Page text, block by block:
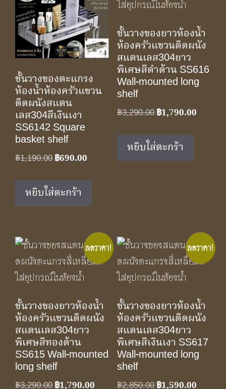
ชั้นวางของตะแกรง
ห้องน้ำห้องครัวแขวน
ติดผนังสแตน
เลส304สีเงินเงา
SS6142 Square
basket shelf
฿1,190.00Original
฿1,190.00.
฿690.00
หยิบใส่ตะกร้า
ชั้นวางของยาวห้องน้ำ
ห้องครัวแขวนติดผนัง
สแตนเลส304ยาว
พิเศษสีดำด้าน SS616
Wall-mounted long
shelf
฿3,290.00 Original
฿3,290.00.
฿1,790.00Current
หยิบใส่ตะกร้า
ลดราคา!
ชั้นวางของยาวห้องน้ำ
ห้องครัวแขวนติดผนัง
สแตนเลส304ยาว
พิเศษสีทองด้าน
SS615 Wall-mounted
long shelf
฿3,290.00Original
฿1,790.00 Current
ลดราคา!
ชั้นวางของยาวห้องน้ำ
ห้องครัวแขวนติดผนัง
สแตนเลส304ยาว
พิเศษสีเงินเงา SS617
Wall-mounted long
shelf
฿2,850.00 Original
฿1,590.00Current